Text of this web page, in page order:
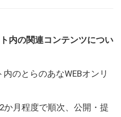
内の関連コンテンツについ
のとらのあなWEBオンリ
月程度で順次、公開・提